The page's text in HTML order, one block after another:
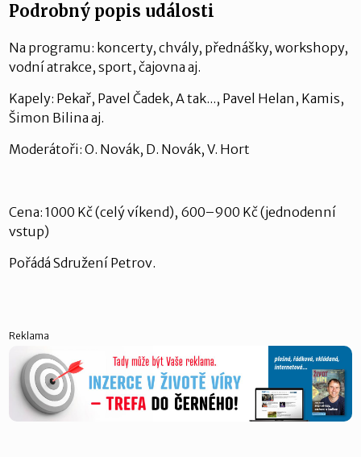
Podrobný popis události
Na programu: koncerty, chvály, přednášky, workshopy,
vodní atrakce, sport, čajovna aj.
Kapely: Pekař, Pavel Čadek, A tak..., Pavel Helan, Kamis,
Šimon Bilina aj.
Moderátoři: O. Novák, D. Novák, V. Hort
Cena: 1000 Kč (celý víkend), 600–900 Kč (jednodenní
vstup)
Pořádá Sdružení Petrov.
Reklama